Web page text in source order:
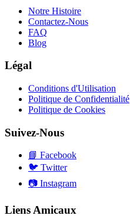
Notre Histoire
Contactez-Nous
FAQ
Blog
Légal
Conditions d'Utilisation
Politique de Confidentialité
Politique de Cookies
Suivez-Nous
📘 Facebook
🐦 Twitter
📷 Instagram
Liens Amicaux